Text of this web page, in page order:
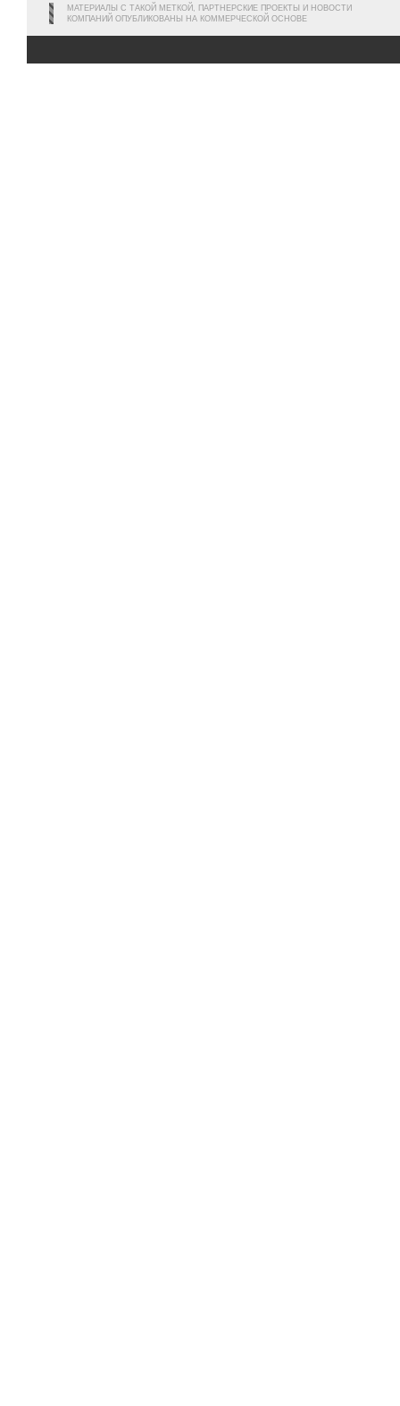
МАТЕРИАЛЫ С ТАКОЙ МЕТКОЙ, ПАРТНЕРСКИЕ ПРОЕКТЫ И НОВОСТИ
КОМПАНИЙ ОПУБЛИКОВАНЫ НА КОММЕРЧЕСКОЙ ОСНОВЕ